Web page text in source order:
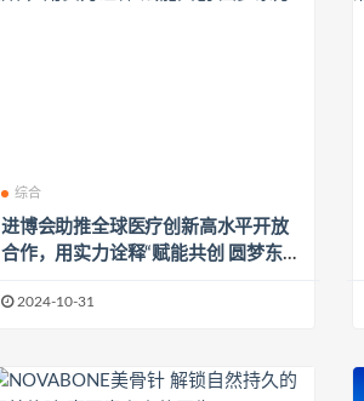
综合
进博会助推全球医疗创新高水平开放
合作，用实力诠释“赋能共创 圆梦东
2024-10-31